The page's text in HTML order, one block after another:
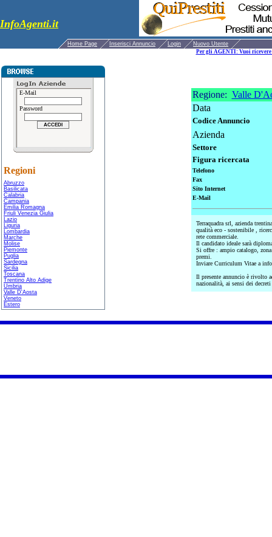
InfoAgenti.it
Home Page Inserisci Annuncio Login
Nuovo Utente
Per gli AGENTI: Vuoi
E-Mail
Password
Regioni
Abruzzo
Basilicata
Calabria
Campania
Emilia Romagna
Friuli Venezia Giulia
Lazio
Liguria
Lombardia
Marche
Molise
Piemonte
Puglia
Sardegna
Sicilia
Toscana
Trentino Alto Adige
Umbria
Valle D'Aosta
Veneto
Estero
Regione: Valle
Data
Codice Annuncio
Azienda
Settore
Figura ricercata
Telefono
Fax
Sito Internet
E-Mail
Terraquadra srl, azienda
qualità eco - sostenibile ,
rete commerciale.
Il candidato ideale sarà
Si offre : ampio catalogo,
premi.
Inviare Curriculum Vitae a
Il presente annuncio è rivolto
nazionalità, ai sensi dei